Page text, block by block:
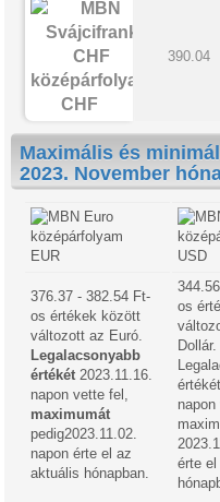
CHF
390.04
Maximális és
2023. November
EUR USD
376.37 - 382.54 Ft-
os értékek között
változott az Euró.
Legalacsonyabb
értékét 2023.11.16.
napon vette fel,
maximumát
pedig2023.11.02.
napon érte el az
aktuális hónapban.
os
Dollár.
napon
érte